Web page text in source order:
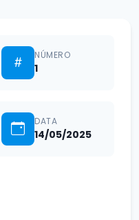
NÚMERO
1
DATA
14/05/2025